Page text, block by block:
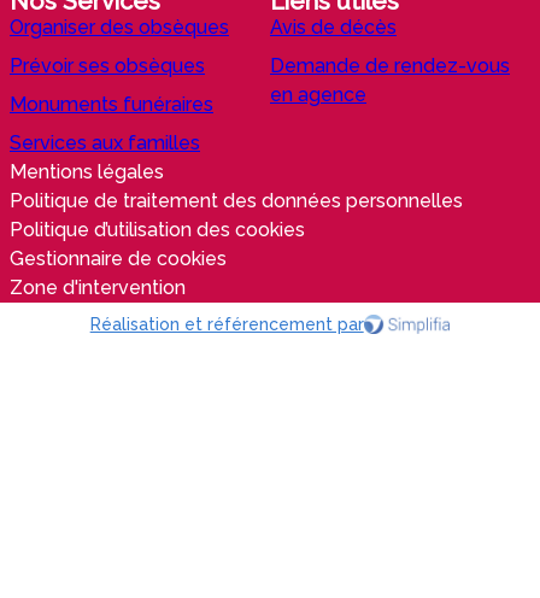
Organiser des obsèques
Prévoir ses obsèques
Monuments funéraires
Services aux familles
Avis de décès
Demande de rendez-vous
en agence
Mentions légales
Politique de traitement des données personnelles
Politique d’utilisation des cookies
Gestionnaire de cookies
Zone d'intervention
Réalisation et référencement par